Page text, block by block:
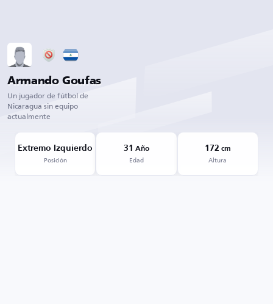
Armando Goufas
Un jugador de fútbol de
Nicaragua sin equipo
actualmente
Extremo Izquierdo
Posición
31 Año
Edad
172 cm
Altura